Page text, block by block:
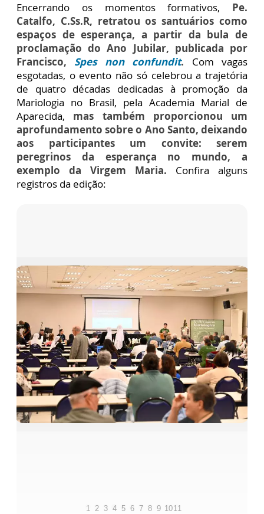
Encerrando os momentos formativos, Pe.
Catalfo, C.Ss.R, retratou os santuários como
espaços de esperança, a partir da bula de
proclamação do Ano Jubilar, publicada por
Francisco, Spes non confundit. Com vagas
esgotadas, o evento não só celebrou a trajetória
de quatro décadas dedicadas à promoção da
Mariologia no Brasil, pela Academia Marial de
Aparecida, mas também proporcionou um
aprofundamento sobre o Ano Santo, deixando
aos participantes um convite: serem
peregrinos da esperança no mundo, a
exemplo da Virgem Maria. Confira alguns
registros da edição:
1 2 3 4 5 6 7 8 9 1011